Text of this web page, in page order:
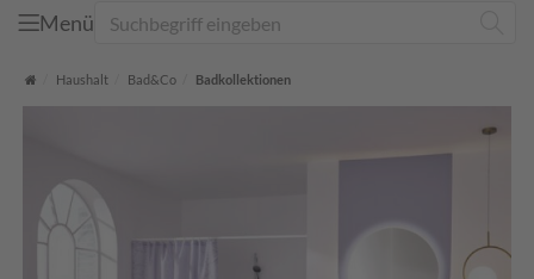
Menü
Startseite
Haushalt Bad&Co Badkollektionen